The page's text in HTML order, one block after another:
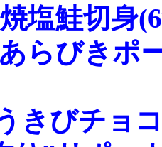
塩鮭切身
らびきポ
きびチョ